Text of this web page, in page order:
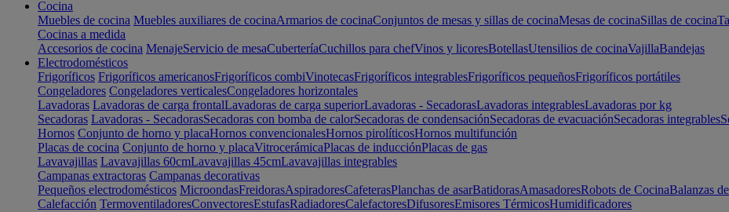
Cocina
Muebles de cocina Muebles auxiliares de cocinaArmarios de cocinaConjuntos de mesas y sillas de cocinaMesas de cocinaSillas de cocina
Cocinas a medida
Accesorios de cocina MenajeServicio de mesaCuberteríaCuchillos para chefVinos y licoresBotellasUtensilios de cocinaVajillaBandejas
Electrodomésticos
Frigoríficos Frigoríficos americanosFrigoríficos combiVinotecasFrigoríficos integrablesFrigoríficos pequeñosFrigoríficos portátiles
Congeladores Congeladores verticalesCongeladores horizontales
Lavadoras Lavadoras de carga frontalLavadoras de carga superiorLavadoras - SecadorasLavadoras integrablesLavadoras por kg
Secadoras Lavadoras - SecadorasSecadoras con bomba de calorSecadoras de condensaciónSecadoras de evacuaciónSecadoras integrables
Hornos Conjunto de horno y placaHornos convencionalesHornos pirolíticosHornos multifunción
Placas de cocina Conjunto de horno y placaVitrocerámicaPlacas de inducciónPlacas de gas
Lavavajillas Lavavajillas 60cmLavavajillas 45cmLavavajillas integrables
Campanas extractoras Campanas decorativas
Pequeños electrodomésticos MicroondasFreidorasAspiradoresCafeterasPlanchas de asarBatidorasAmasadoresRobots de CocinaBalanzas
Calefacción TermoventiladoresConvectoresEstufasRadiadoresCalefactoresDifusoresEmisores TérmicosHumidificadores